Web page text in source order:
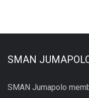
SMAN
SMAN Jumapolo